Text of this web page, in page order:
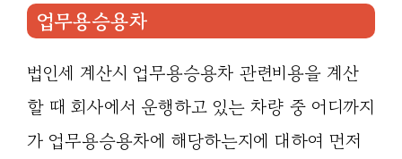
업무용승용차
법인세 계산시 업무용승용차 관련비용을 계산
할 때 회사에서 운행하고 있는 차량 중 어디까지
가 업무용승용차에 해당하는지에 대하여 먼저